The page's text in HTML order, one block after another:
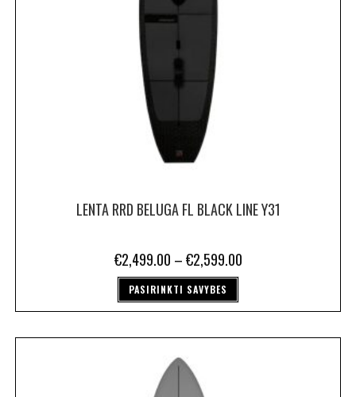
LENTA RRD BELUGA FL BLACK LINE Y31
€2,499.00 –€2,599.00
PASIRINKTI SAVYBES